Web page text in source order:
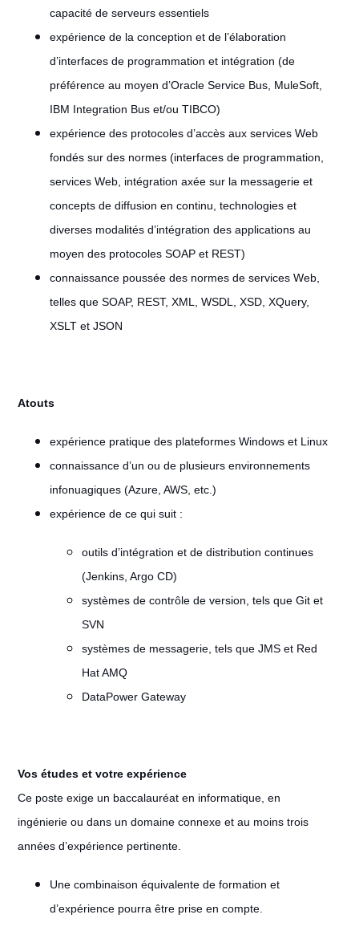
capacité de serveurs essentiels
expérience de la conception et de l’élaboration
d’interfaces de programmation et intégration (de
préférence au moyen d’Oracle Service Bus, MuleSoft,
IBM Integration Bus et/ou TIBCO)
expérience des protocoles d’accès aux services Web
fondés sur des normes (interfaces de programmation,
services Web, intégration axée sur la messagerie et
concepts de diffusion en continu, technologies et
diverses modalités d’intégration des applications au
moyen des protocoles SOAP et REST)
connaissance poussée des normes de services Web,
telles que SOAP, REST, XML, WSDL, XSD, XQuery,
XSLT et JSON
Atouts
expérience pratique des plateformes Windows et Linux
connaissance d’un ou de plusieurs environnements
infonuagiques (Azure, AWS, etc.)
expérience de ce qui suit :
outils d’intégration et de distribution continues
(Jenkins, Argo CD)
systèmes de contrôle de version, tels que Git et
SVN
systèmes de messagerie, tels que JMS et Red
Hat AMQ
DataPower Gateway
Vos études et votre expérience
Ce poste exige un baccalauréat en informatique, en
ingénierie ou dans un domaine connexe et au moins trois
années d’expérience pertinente.
Une combinaison équivalente de formation et
d’expérience pourra être prise en compte.